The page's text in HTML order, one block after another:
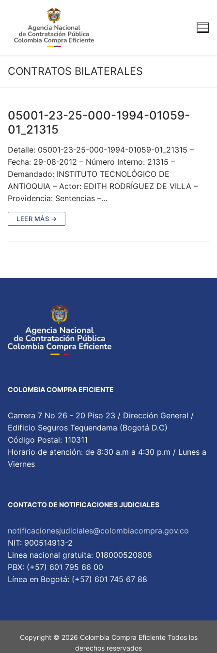
contenido
CONTRATOS BILATERALES
05001-23-25-000-1994-01059-
01_21315
Detalle: 05001-23-25-000-1994-01059-01_21315 –
Fecha: 29-08-2012 – Número Interno: 21315 –
Demandado: INSTITUTO TECNOLÓGICO DE
ANTIOQUIA – Actor: EDITH RODRÍGUEZ DE VILLA –
Providencia: Sentencias –…
LEER MÁS →
COLOMBIA COMPRA EFICIENTE
Carrera 7 No 26 - 20 Piso 23 / Dirección General /
Edificio Seguros Tequendama (Bogotá D.C)
Código Postal: 110311
Horario de atención: de 8:30 a.m a 4:30 p.m / Lunes a
Viernes
CONTACTO DE NOTIFICACIONES JUDICIALES
notificacionesjudiciales@colombiacompra.gov.co
NIT: 900514913-2
Linea nacional gratuita: 018000520808
PBX: (+57) 601 795 66 00
Lí­nea en Bogotá: (+57) 601 745 67 88
Copyright © 2026 Colombia Compra Eficiente Todos los
derechos reservados